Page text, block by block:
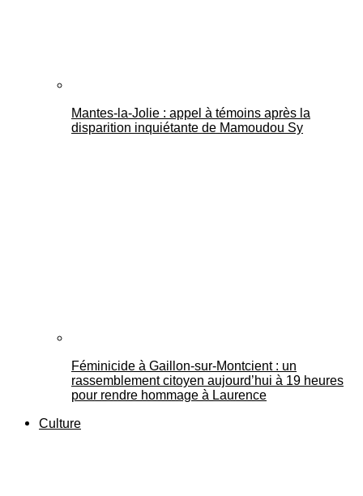
Mantes-la-Jolie : appel à témoins après la
disparition inquiétante de Mamoudou Sy
Féminicide à Gaillon‑sur‑Montcient : un
rassemblement citoyen aujourd’hui à 19 heures
pour rendre hommage à Laurence
Culture